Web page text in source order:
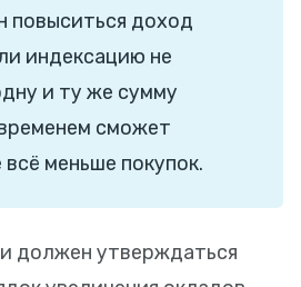
повыситься доход
индексацию не
и ту же сумму
сможет
меньше покупок.
должен утверждаться